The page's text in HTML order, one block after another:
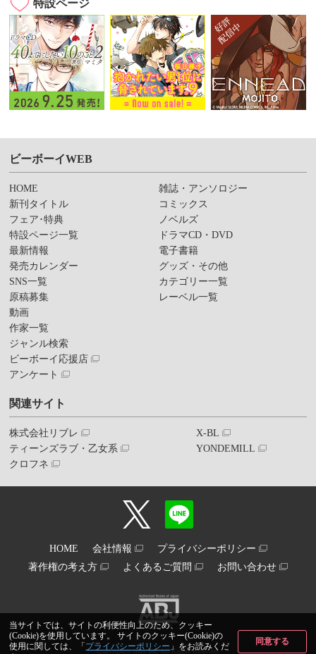
当サイトでは、サイトの利便性向上のため、クッキー
(Cookie)を使用しています。 サイトのクッキー(Cookie)の
使用に関しては、「 プライバシーポリシー 」をお読みくだ
同意する
特設ページ
ビーボーイWEB
HOME
新刊タイトル
フェア･特典
特設ページ一覧
最新情報
発売カレンダー
SNS一覧
原稿募集
動画
作家一覧
ジャンル検索
ビーボーイ応援店
アンケート
雑誌・アンソロジー
コミックス
ノベルズ
ドラマCD・DVD
電子書籍
グッズ・その他
カテゴリー一覧
レーベル一覧
関連サイト
株式会社リブレ
ティーンズラブ・乙女系
クロフネ
X-BL
YONDEMILL
HOME 会社情報
プライバシーポリシー
著作権の考え方
よくあるご質問 お問い合わせ
Copyright© libre inc. All Rights Reserved.